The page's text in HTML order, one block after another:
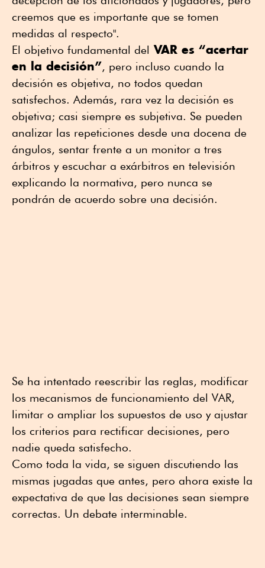
creemos que es importante que se tomen
medidas al respecto".
El objetivo fundamental del VAR es “acertar
en la decisión”, pero incluso cuando la
decisión es objetiva, no todos quedan
satisfechos. Además, rara vez la decisión es
objetiva; casi siempre es subjetiva. Se pueden
analizar las repeticiones desde una docena de
ángulos, sentar frente a un monitor a tres
árbitros y escuchar a exárbitros en televisión
explicando la normativa, pero nunca se
pondrán de acuerdo sobre una decisión.
Se ha intentado reescribir las reglas, modificar
los mecanismos de funcionamiento del VAR,
limitar o ampliar los supuestos de uso y ajustar
los criterios para rectificar decisiones, pero
nadie queda satisfecho.
Como toda la vida, se siguen discutiendo las
mismas jugadas que antes, pero ahora existe la
expectativa de que las decisiones sean siempre
correctas. Un debate interminable.